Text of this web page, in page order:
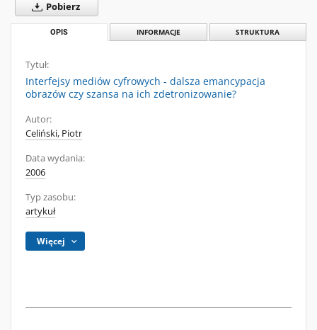
Pobierz
OPIS INFORMACJE STRUKTURA
Tytuł:
Interfejsy mediów cyfrowych - dalsza emancypacja
obrazów czy szansa na ich zdetronizowanie?
Autor:
Celiński, Piotr
Data wydania:
2006
Typ zasobu:
artykuł
Więcej